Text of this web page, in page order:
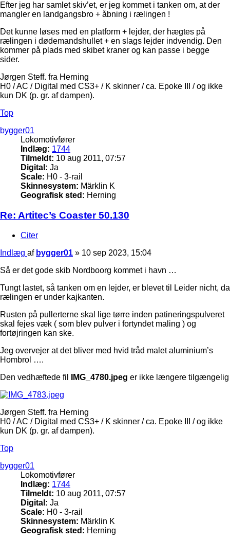
Efter jeg har samlet skiv’et, er jeg kommet i tanken om, at der
mangler en landgangsbro + åbning i rælingen !
Det kunne løses med en platform + lejder, der hægtes på
rælingen i dødemandshullet + en slags lejder indvendig. Den
kommer på plads med skibet kraner og kan passe i begge
sider.
Jørgen Steff. fra Herning
H0 / AC / Digital med CS3+ / K skinner / ca. Epoke III / og ikke
kun DK (p. gr. af dampen).
Top
bygger01
Lokomotivfører
Indlæg: 1744
Tilmeldt: 10 aug 2011, 07:57
Digital: Ja
Scale: H0 - 3-rail
Skinnesystem: Märklin K
Geografisk sted: Herning
Re: Artitec’s Coaster 50.130
Citer
Indlæg af bygger01 » 10 sep 2023, 15:04
Så er det gode skib Nordboorg kommet i havn …
Tungt lastet, så tanken om en lejder, er blevet til Leider nicht, da
rælingen er under kajkanten.
Rusten på pullerterne skal lige tørre inden patineringspulveret
skal fejes væk ( som blev pulver i fortyndet maling ) og
fortøjringen kan ske.
Jeg overvejer at det bliver med hvid tråd malet aluminium’s
Hombrol ….
Den vedhæftede fil
IMG_4780.jpeg er ikke længere tilgængelig
Jørgen Steff. fra Herning
H0 / AC / Digital med CS3+ / K skinner / ca. Epoke III / og ikke
kun DK (p. gr. af dampen).
Top
bygger01
Lokomotivfører
Indlæg: 1744
Tilmeldt: 10 aug 2011, 07:57
Digital: Ja
Scale: H0 - 3-rail
Skinnesystem: Märklin K
Geografisk sted: Herning